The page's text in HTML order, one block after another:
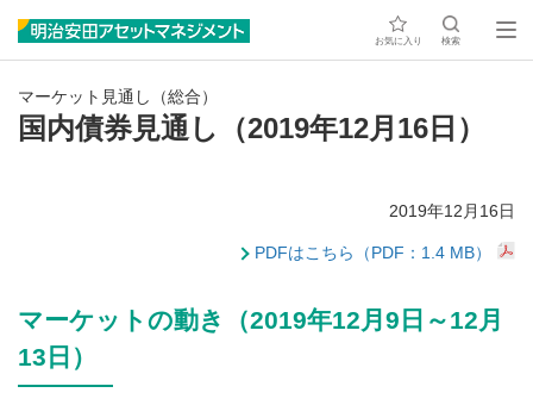
お気に入り 検索
マーケット見通し（総合）
国内債券見通し（2019年12月16日）
2019年12月16日
PDFはこちら（PDF：1.4 MB）
マーケットの動き（2019年12月9日～12月
13日）